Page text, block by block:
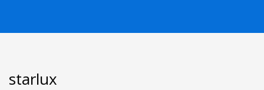
starlux